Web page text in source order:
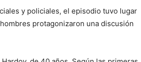
y policiales, el episodio tuvo lugar
protagonizaron una discusión